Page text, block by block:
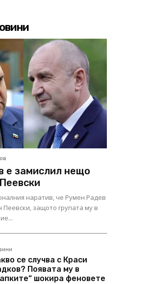
е замислил нещо
наратив, че Румен Радев
Пеевски, защото групата му в
се случва с Краси
Появата му в
шокира феновете